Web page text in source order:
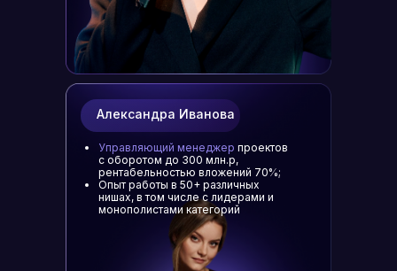
Александра Иванова
Управляющий менеджер проектов
с оборотом до 300 млн.р,
рентабельностью вложений 70%;
Опыт работы в 50+ различных
нишах, в том числе с лидерами и
монополистами категорий